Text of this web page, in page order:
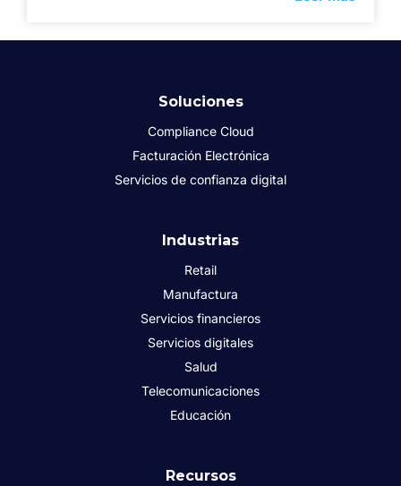
Soluciones
Compliance Cloud
Facturación Electrónica
Servicios de confianza digital
Industrias
Retail
Manufactura
Servicios financieros
Servicios digitales
Salud
Telecomunicaciones
Educación
Recursos